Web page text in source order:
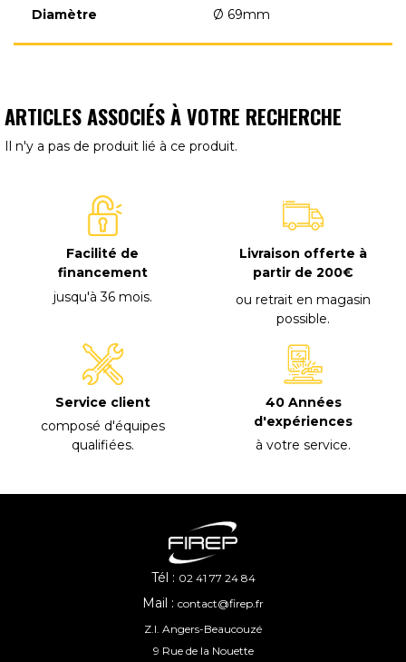
Diamètre Ø 69mm
ARTICLES ASSOCIÉS À VOTRE RECHERCHE
Il n'y a pas de produit lié à ce produit.
Facilité de
financement
jusqu'à 36 mois.
Livraison offerte à
partir de 200€
ou retrait en magasin
possible.
Service client
composé d'équipes
qualifiées.
40 Années
d'expériences
à votre service.
Tél : 02 41 77 24 84
Mail : contact@firep.fr
Z.I. Angers-Beaucouzé
9 Rue de la Nouette